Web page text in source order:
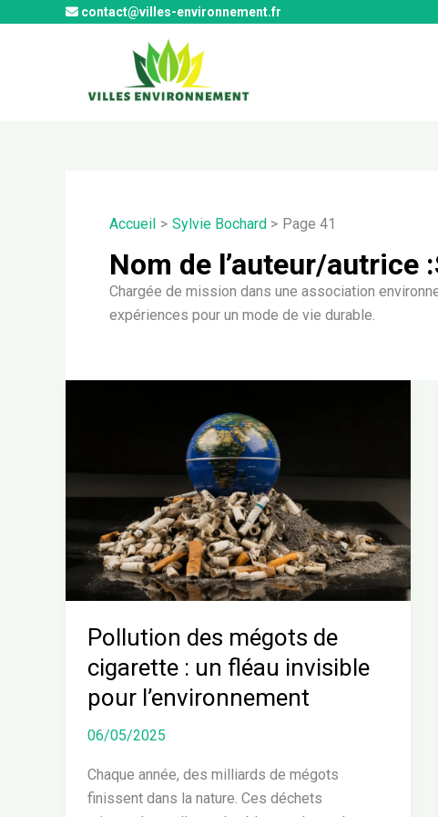
contact@villes-environnement.fr
Accueil Sylvie Bochard Page 41
Nom de l’auteur/autrice
Chargée de mission dans une association
expériences pour un mode de vie durable.
Pollution des mégots de
cigarette : un fléau invisible
pour l’environnement
06/05/2025
Chaque année, des milliards de mégots
finissent dans la nature. Ces déchets
un
fléau
invisible
pour
l’environnement